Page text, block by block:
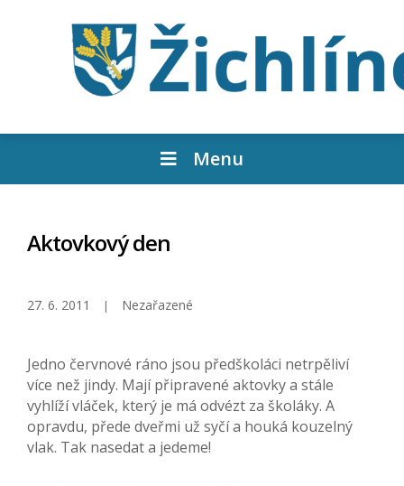
Menu
Aktovkový den
27. 6. 2011 Nezařazené
Jedno červnové ráno jsou předškoláci netrpěliví
více než jindy. Mají připravené aktovky a stále
vyhlíží vláček, který je má odvézt za školáky. A
opravdu, přede dveřmi už syčí a houká kouzelný
vlak. Tak nasedat a jedeme!